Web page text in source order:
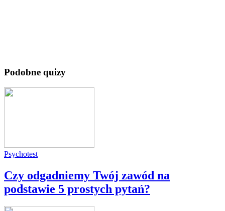
Podobne quizy
Psychotest
Czy odgadniemy Twój zawód na
podstawie 5 prostych pytań?